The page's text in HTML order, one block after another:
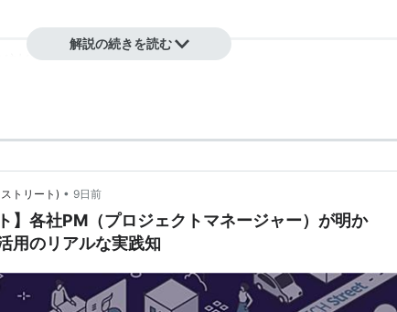
対1の個人チャットのこと
解説の続きを読む
トリート) • 9日前
】各社PM（プロジェクトマネージャー）が明か
用のリアルな実践知